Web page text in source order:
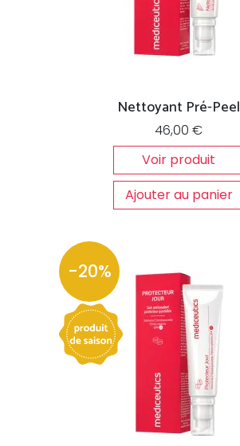
Nettoyant Pré-Peel
46,00 €
Voir produit
Ajouter au panier
-20%